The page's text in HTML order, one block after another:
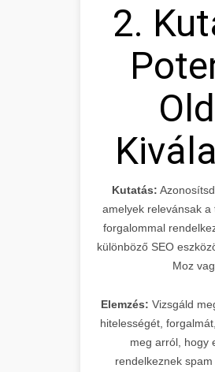
2.
Kutatás:
amelyek relevánsak
forgalommal
különböző SEO
Moz
Elemzés: Vizsgáld
hitelességét,
meg arról, hogy
rendelkeznek